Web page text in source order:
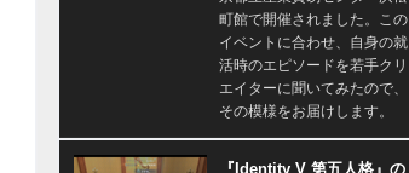
町館で開催されました。この
イベントに合わせ、自身の就
活時のエピソードを若手クリ
エイターに聞いてみたので、
その模様をお届けします。
『Identity V 第五人格』の